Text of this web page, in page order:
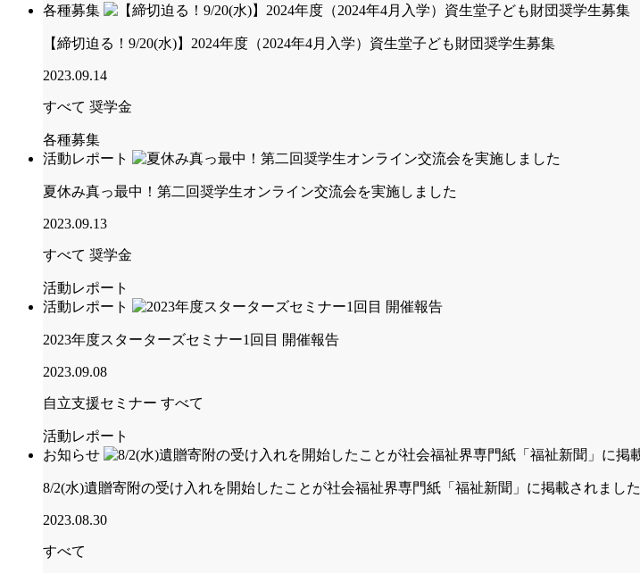
各種募集
【締切迫る！9/20(水)】2024年度（2024年4月入学）資生堂子ども財団奨学生募集
2023.09.14
すべて 奨学金
各種募集
活動レポート
夏休み真っ最中！第二回奨学生オンライン交流会を実施しました
2023.09.13
すべて 奨学金
活動レポート
活動レポート
2023年度スターターズセミナー1回目 開催報告
2023.09.08
自立支援セミナー すべて
活動レポート
お知らせ
8/2(水)遺贈寄附の受け入れを開始したことが社会福祉界専門紙「福祉新聞」に掲載されました
2023.08.30
すべて